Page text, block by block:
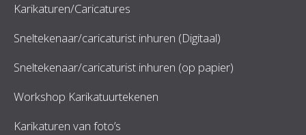
Karikaturen/Caricatures
Sneltekenaar/caricaturist inhuren (Digitaal)
Sneltekenaar/caricaturist inhuren (op papier)
Workshop Karikatuurtekenen
Karikaturen van foto’s